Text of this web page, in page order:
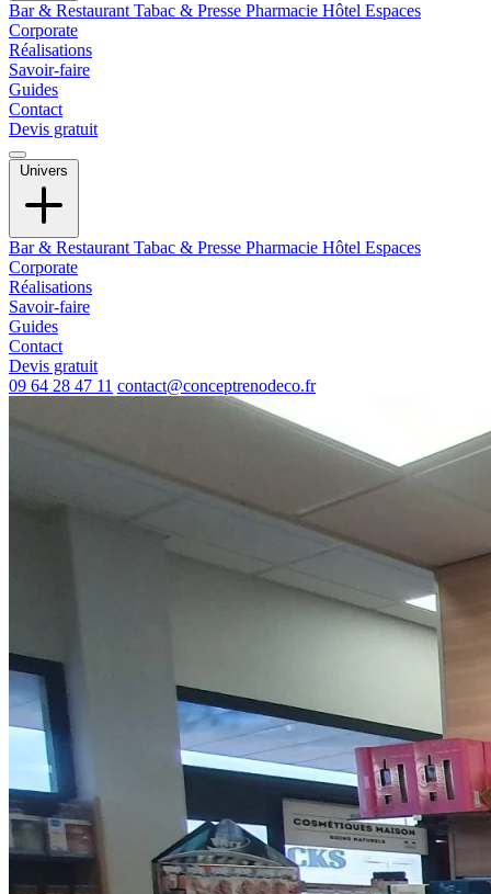
Bar & Restaurant Tabac & Presse Pharmacie Hôtel Espaces
Corporate
Réalisations
Savoir-faire
Guides
Contact
Devis gratuit
Univers
Bar & Restaurant Tabac & Presse Pharmacie Hôtel Espaces
Corporate
Réalisations
Savoir-faire
Guides
Contact
Devis gratuit
09 64 28 47 11 contact@conceptrenodeco.fr